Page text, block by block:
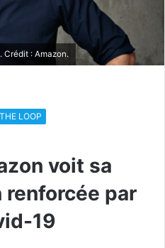
Crédit : Amazon.
LOOP
voit sa
par
19